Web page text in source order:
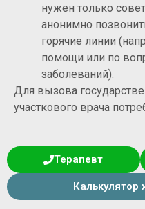
нужен только
анонимно
горячие линии
помощи или по
заболеваний).
Для вызова
участкового врача
Терапевт